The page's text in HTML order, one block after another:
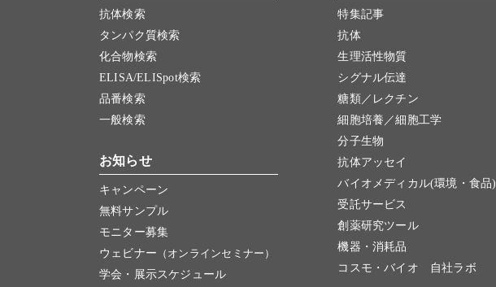
抗体検索
タンパク質検索
化合物検索
ELISA/ELISpot検索
品番検索
一般検索
お知らせ
キャンペーン
無料サンプル
モニター募集
ウェビナー （オンラインセミナー）
学会・展示スケジュール
特集記事
抗体
生理活性物質
シグナル伝達
糖類／レクチン
細胞培養／細胞工学
分子生物
抗体アッセイ
バイオメディカル(環境・食品)
受託サービス
創薬研究ツール
機器・消耗品
コスモ・バイオ 自社ラボ